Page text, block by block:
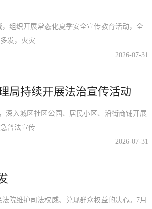
组织开展常态化夏季安全宣传教育活动，全
发，火灾
2026-07-31
局持续开展法治宣传活动
入城区社区公园、居民小区、沿街商铺开展
普法宣传
2026-07-31
维护司法权威、兑现群众权益的决心。7月